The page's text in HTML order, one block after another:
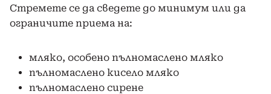
Стремете се да сведете до минимум или да
ограничите приема на:
мляко, особено пълномаслено мляко
пълномаслено кисело мляко
пълномаслено сирене